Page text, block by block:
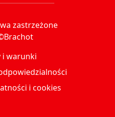
zastrzeżone
i warunki
i cookies